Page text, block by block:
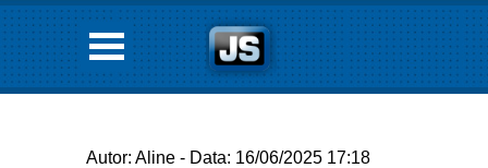
Autor: Aline - Data: 16/06/2025 17:18